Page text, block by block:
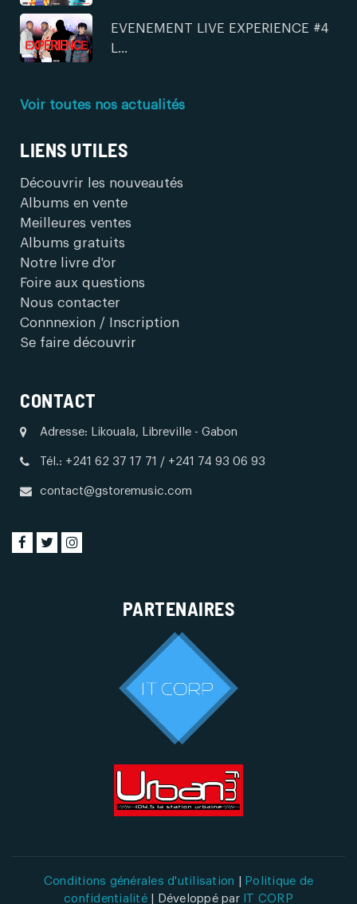
EVENEMENT LIVE EXPERIENCE #4
L...
Voir toutes nos actualités
LIENS UTILES
Découvrir les nouveautés
Albums en vente
Meilleures ventes
Albums gratuits
Notre livre d'or
Foire aux questions
Nous contacter
Connnexion / Inscription
Se faire découvrir
CONTACT
Adresse: Likouala, Libreville - Gabon
Tél.: +241 62 37 17 71 / +241 74 93 06 93
contact@gstoremusic.com
PARTENAIRES
Conditions générales d'utilisation
Politique de
confidentialité
| Développé par IT CORP